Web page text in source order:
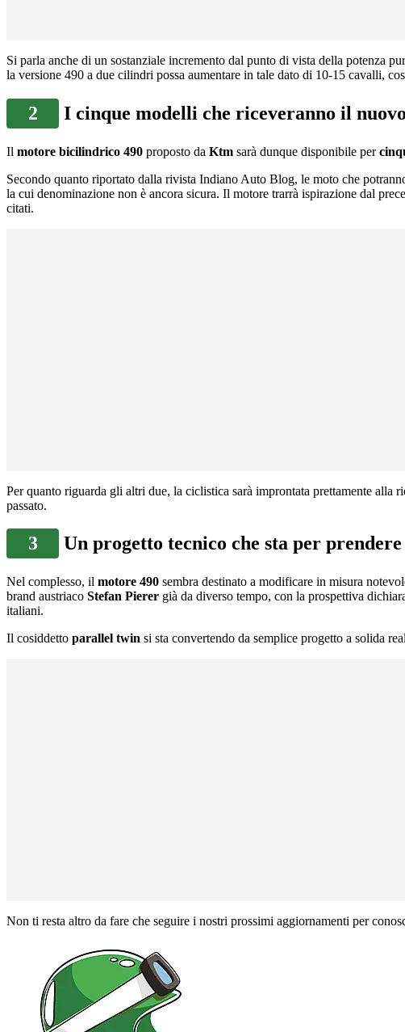
Si parla anche di un sostanziale incremento dal punto di vista della potenza
la versione 490 a due cilindri possa aumentare in tale dato di 10-15 cavalli,
2 I cinque modelli che riceveranno il
Il motore bicilindrico 490 proposto da Ktm sarà dunque disponibile per
Secondo quanto riportato dalla rivista Indiano Auto Blog, le moto che
la cui denominazione non è ancora sicura. Il motore trarrà ispirazione dal
citati.
Per quanto riguarda gli altri due, la ciclistica sarà improntata prettamente alla
passato.
3 Un progetto tecnico che sta per
Nel complesso, il motore 490 sembra destinato a modificare in misura
brand austriaco Stefan Pierer già da diverso tempo, con la prospettiva
italiani.
Il cosiddetto parallel twin si sta convertendo da semplice progetto a solida
Non ti resta altro da fare che seguire i nostri prossimi aggiornamenti per